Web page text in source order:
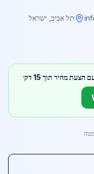
תל אביב, ישראל
מחיר תוך 15 דק׳